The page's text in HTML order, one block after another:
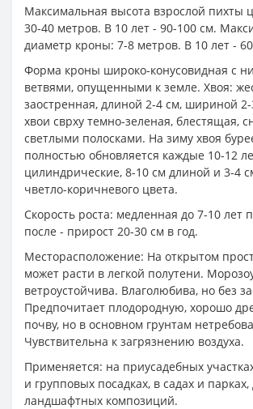
Максимальная высота взрослой пихты
30-40 метров. В 10 лет - 90-100 см.
диаметр кроны: 7-8 метров. В 10 лет -
Форма кроны широко-конусовидная с
ветвями, опущенными к земле. Хвоя:
заостренная, длиной 2-4 см, шириной
хвои сврху темно-зеленая, блестящая,
светлыми полосками. На зиму хвоя
полностью обновляется каждые 10-12
цилиндрические, 8-10 см длиной и 3-4
чветло-коричневого цвета.
Скорость роста: медленная до 7-10 лет
после - прирост 20-30 см в год.
Месторасположение: На открытом
может расти в легкой полутени.
ветроустойчива. Влаголюбива, но без
Предпочитает плодородную, хорошо
почву, но в основном грунтам
Чувствительна к загрязнению воздуха.
Применяется: на приусадебных
и групповых посадках, в садах и
ландшафтных композиций.